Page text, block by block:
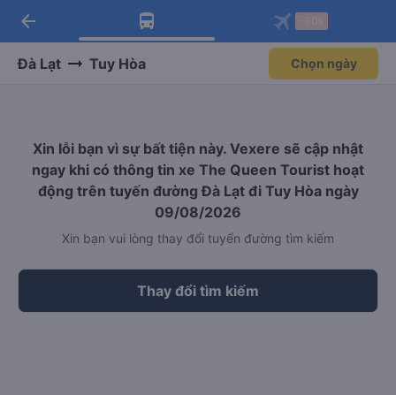
Tải app Vexere ngay!
Nhận ưu đãi thành viên độc
Mở app
Tải app Vexere
-30k/ghế khi đặt vé máy bay qua
Mở app
arrow_back
Đà Lạt Tuy Hòa Chọn ngày
Xin lỗi bạn vì sự bất tiện này. Vexere sẽ cập nhật
ngay khi có thông tin xe The Queen Tourist hoạt
động trên tuyến đường Đà Lạt đi Tuy Hòa ngày
09/08/2026
Xin bạn vui lòng thay đổi tuyến đường tìm kiếm
Thay đổi tìm kiếm